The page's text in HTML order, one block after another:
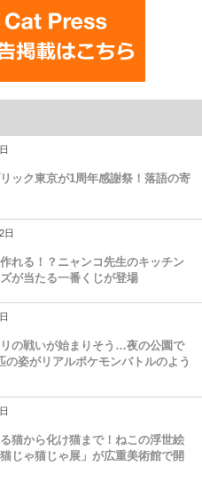
ック東京が1周年感謝祭！落語の寄
日
れる！？ニャンコ先生のキッチン
が当たる一番くじが登場
の戦いが始まりそう…夜の公園で
の姿がリアルポケモンバトルのよう
猫から化け猫まで！ねこの浮世絵
じゃ猫じゃ展」が広重美術館で開